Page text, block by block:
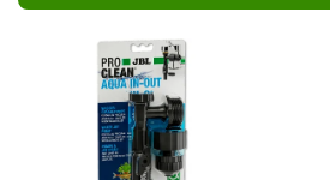
Najdrahšie
Najpredávanejšie
Abecedne